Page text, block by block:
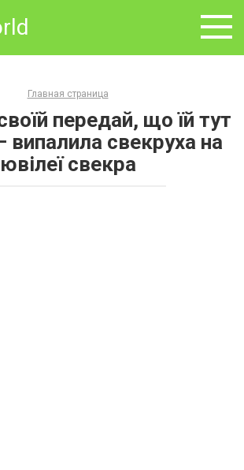
Главная страница
передай, що їй тут
випалила свекруха на
ювілеї свекра